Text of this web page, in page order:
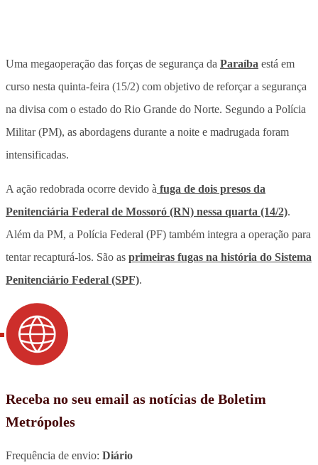
Uma megaoperação das forças de segurança da Paraíba está em
curso nesta quinta-feira (15/2) com objetivo de reforçar a segurança
na divisa com o estado do Rio Grande do Norte. Segundo a Polícia
Militar (PM), as abordagens durante a noite e madrugada foram
intensificadas.
A ação redobrada ocorre devido à fuga de dois presos da
Penitenciária Federal de Mossoró (RN) nessa quarta (14/2).
Além da PM, a Polícia Federal (PF) também integra a operação para
tentar recapturá-los. São as primeiras fugas na história do Sistema
Penitenciário Federal (SPF).
Receba no seu email as notícias de Boletim
Metrópoles
Frequência de envio: Diário